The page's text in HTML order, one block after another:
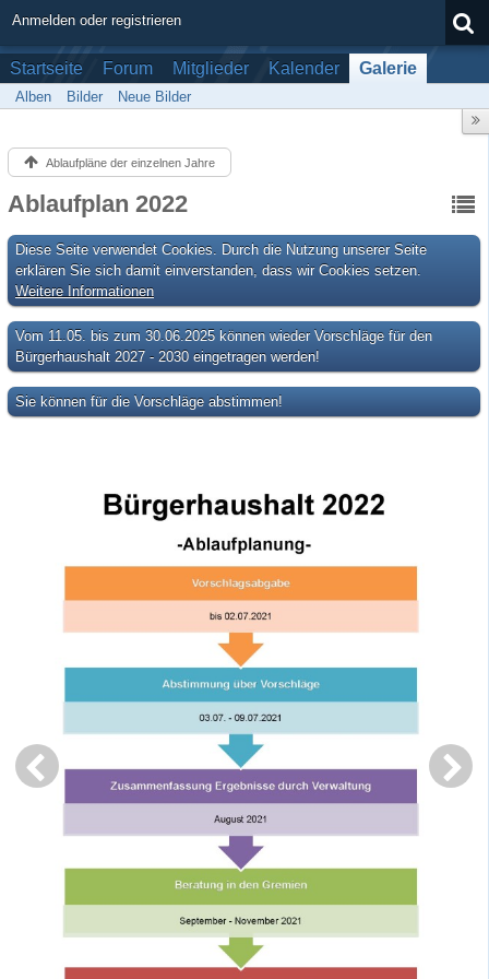
Anmelden oder registrieren
Startseite Forum Mitglieder Kalender Galerie
Alben Bilder Neue Bilder
Ablaufpläne der einzelnen Jahre
Ablaufplan 2022
Diese Seite verwendet Cookies. Durch die Nutzung unserer Seite
erklären Sie sich damit einverstanden, dass wir Cookies setzen.
Weitere Informationen
Vom 11.05. bis zum 30.06.2025 können wieder Vorschläge für den
Bürgerhaushalt 2027 - 2030 eingetragen werden!
Sie können für die Vorschläge abstimmen!